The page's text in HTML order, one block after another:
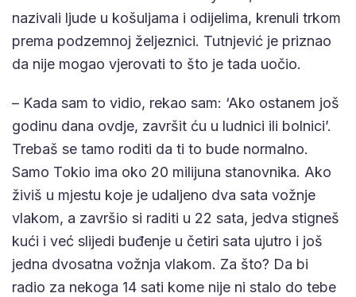
nazivali ljude u košuljama i odijelima, krenuli trkom
prema podzemnoj željeznici. Tutnjević je priznao
da nije mogao vjerovati to što je tada uočio.
– Kada sam to vidio, rekao sam: ‘Ako ostanem još
godinu dana ovdje, završit ću u ludnici ili bolnici’.
Trebaš se tamo roditi da ti to bude normalno.
Samo Tokio ima oko 20 milijuna stanovnika. Ako
živiš u mjestu koje je udaljeno dva sata vožnje
vlakom, a završio si raditi u 22 sata, jedva stigneš
kući i već slijedi buđenje u četiri sata ujutro i još
jedna dvosatna vožnja vlakom. Za što? Da bi
radio za nekoga 14 sati kome nije ni stalo do tebe